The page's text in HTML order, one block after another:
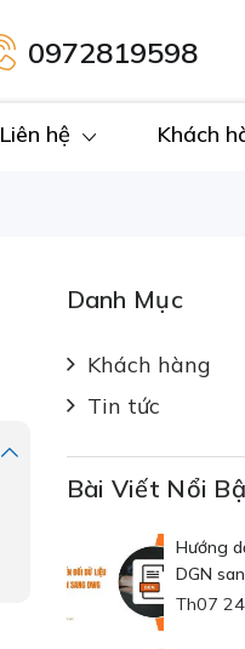
0972819598
Liên hệ Khách
Danh Mục
Khách hàng
Tin tức
Bài Viết Nổi
Hướng
DGN
Th07